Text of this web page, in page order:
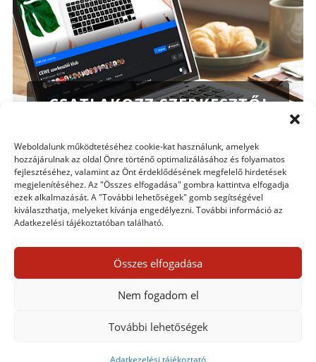
Weboldalunk működtetéséhez cookie-kat használunk, amelyek
hozzájárulnak az oldal Önre történő optimalizálásához és folyamatos
fejlesztéséhez, valamint az Önt érdeklődésének megfelelő hirdetések
megjelenítéséhez. Az "Összes elfogadása" gombra kattintva elfogadja
ezek alkalmazását. A "További lehetőségek" gomb segítségével
kiválaszthatja, melyeket kívánja engedélyezni. További információ az
Adatkezelési tájékoztatóban található.
Összes elfogadása
Nem fogadom el
További lehetőségek
Adatkezelési tájékoztató
CSATLAKOZZ SZERKESZTŐI
Bingó
A keresett oldal nem található. Próbálja meg finomítani a
keresést vagy használja a fenti navigációt, hogy megtalálja a